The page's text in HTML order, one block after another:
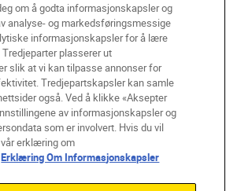
om å godta informasjonskapsler og
analyse- og markedsføringsmessige
informasjonskapsler for å lære
plasserer ut
slik at vi kan tilpasse annonser for
Tredjepartskapsler kan samle
også. Ved å klikke «Aksepter
av informasjonskapsler og
som er involvert. Hvis du vil
erklæring om
Erklæring Om Informasjonskapsler